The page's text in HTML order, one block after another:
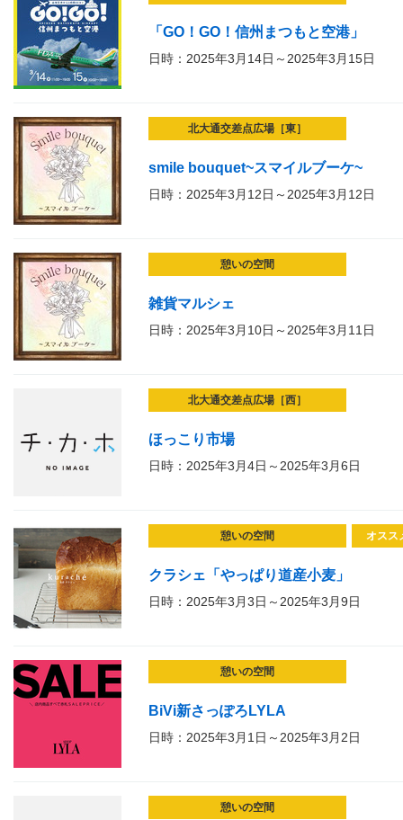
「GO！GO！信州まつもと空港」
日時：2025年3月14日～2025年3月15日
北大通交差点広場［東］
smile bouquet~スマイルブーケ~
日時：2025年3月12日～2025年3月12日
憩いの空間
雑貨マルシェ
日時：2025年3月10日～2025年3月11日
北大通交差点広場［西］
ほっこり市場
日時：2025年3月4日～2025年3月6日
憩いの空間 オスス
クラシェ「やっぱり道産小麦」
日時：2025年3月3日～2025年3月9日
憩いの空間
BiVi新さっぽろLYLA
日時：2025年3月1日～2025年3月2日
憩いの空間